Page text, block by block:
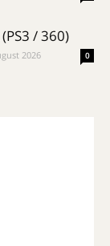
/ 360)
2026 0